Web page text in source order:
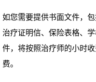
如您需要提供书面文件，
治疗证明信、保险表格、
件，将按照治疗师的小时
费。